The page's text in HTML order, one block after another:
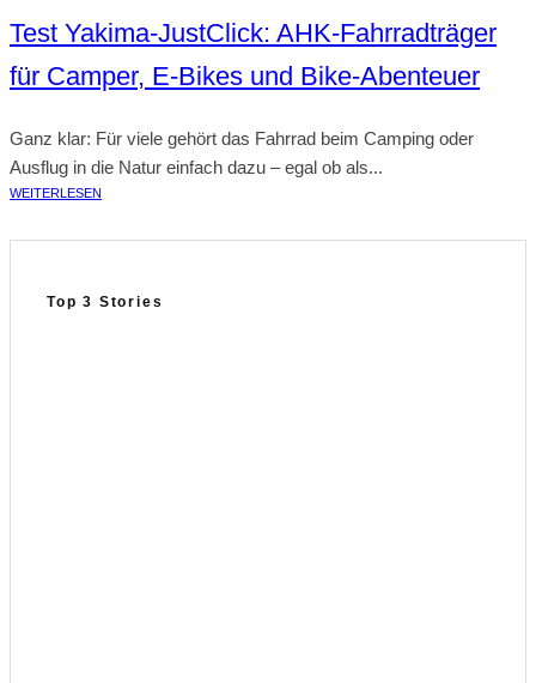
Test Yakima-JustClick: AHK-Fahrradträger
für Camper, E‑Bikes und Bike-Abenteuer
Ganz klar: Für viele gehört das Fahrrad beim Camping oder
Ausflug in die Natur einfach dazu – egal ob als...
WEITERLESEN
Top 3 Stories